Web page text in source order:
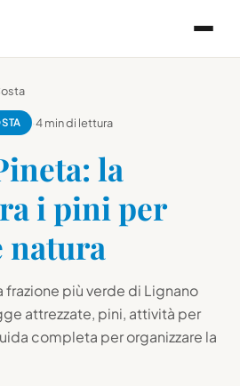
·4 min di lettura
la
i pini per
natura
frazione più verde di Lignano
attrezzate, pini, attività per
completa per organizzare la